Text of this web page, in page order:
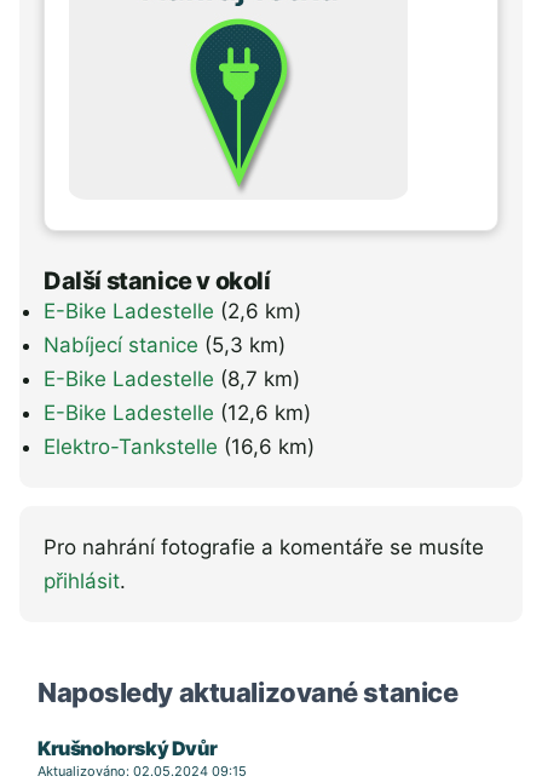
Další stanice v okolí
E-Bike Ladestelle (2,6 km)
Nabíjecí stanice (5,3 km)
E-Bike Ladestelle (8,7 km)
E-Bike Ladestelle (12,6 km)
Elektro-Tankstelle (16,6 km)
Pro nahrání fotografie a komentáře se musíte
přihlásit.
Naposledy aktualizované stanice
Krušnohorský Dvůr
Aktualizováno: 02.05.2024 09:15